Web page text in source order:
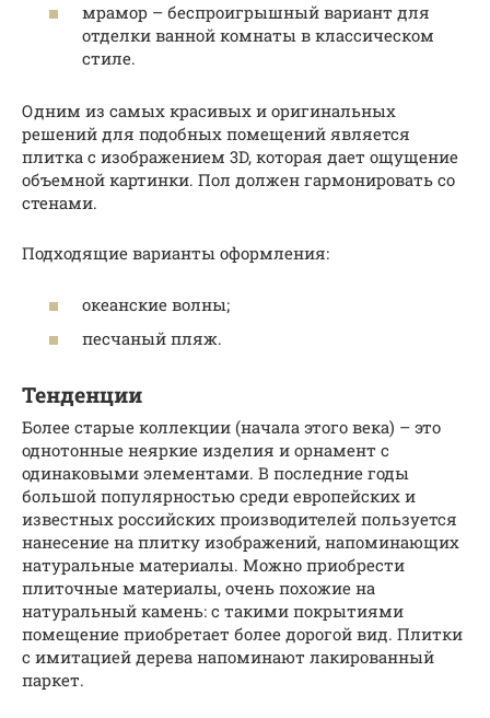
мрамор – беспроигрышный вариант для
отделки ванной комнаты в классическом
стиле.
Одним из самых красивых и оригинальных
решений для подобных помещений является
плитка с изображением 3D, которая дает ощущение
объемной картинки. Пол должен гармонировать со
стенами.
Подходящие варианты оформления:
океанские волны;
песчаный пляж.
Тенденции
Более старые коллекции (начала этого века) – это
однотонные неяркие изделия и орнамент с
одинаковыми элементами. В последние годы
большой популярностью среди европейских и
известных российских производителей пользуется
нанесение на плитку изображений, напоминающих
натуральные материалы. Можно приобрести
плиточные материалы, очень похожие на
натуральный камень: с такими покрытиями
помещение приобретает более дорогой вид. Плитки
с имитацией дерева напоминают лакированный
паркет.